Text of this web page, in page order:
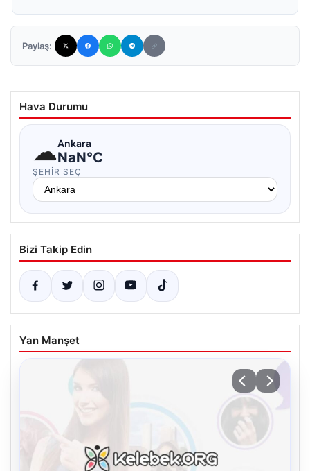
Paylaş:
Hava Durumu
☁Ankara
NaN°C
ŞEHIR SEÇ
Bizi Takip Edin
Yan Manşet